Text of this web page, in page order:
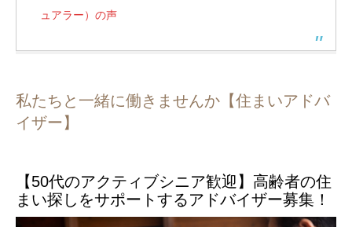
ュアラー）の声
私たちと一緒に働きませんか【住まいアドバ
イザー】
【50代のアクティブシニア歓迎】高齢者の住
まい探しをサポートするアドバイザー募集！